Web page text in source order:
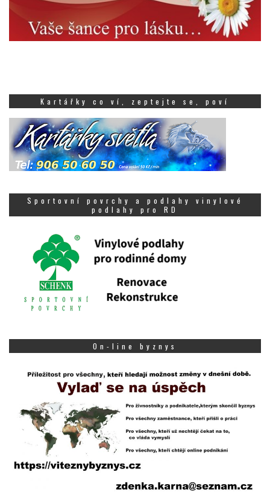
Kartářky co ví, zeptejte se, poví
Sportovní povrchy a podlahy vinylové
podlahy pro RD
On-line byznys